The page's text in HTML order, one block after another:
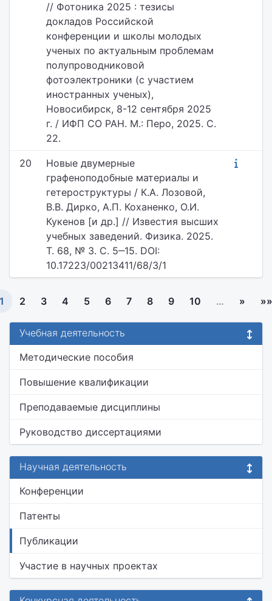
// Фотоника 2025 : тезисы
докладов Российской
конференции и школы молодых
ученых по актуальным проблемам
полупроводниковой
фотоэлектроники (с участием
иностранных ученых),
Новосибирск, 8-12 сентября 2025
г. / ИФП СО РАН. М.: Перо, 2025. С.
22.
20
Новые двумерные
графеноподобные материалы и
гетероструктуры / К.А. Лозовой,
В.В. Дирко, А.П. Коханенко, О.И.
Кукенов [и др.] // Известия высших
учебных заведений. Физика. 2025.
Т. 68, № 3. С. 5‒15. DOI:
10.17223/00213411/68/3/1
1 2 3 4 5 6 7 8 9 10 … » »»
Учебная деятельность
Методические пособия
Повышение квалификации
Преподаваемые дисциплины
Руководство диссертациями
Научная деятельность
Конференции
Патенты
Публикации
Участие в научных проектах